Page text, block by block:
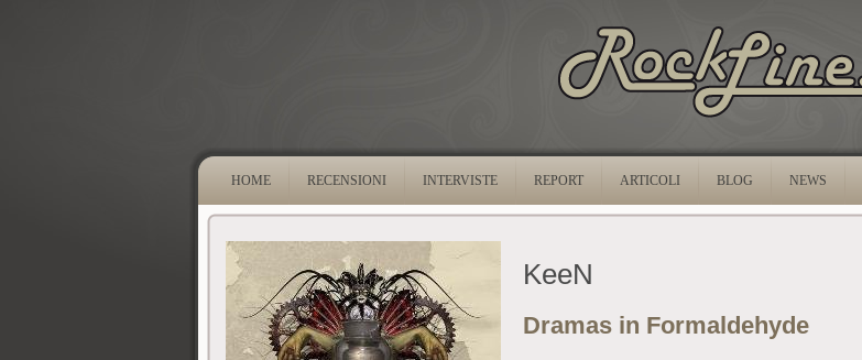
HOME RECENSIONI INTERVISTE REPORT ARTICOLI BLOG NEWS
KeeN
Dramas in Formaldehyde